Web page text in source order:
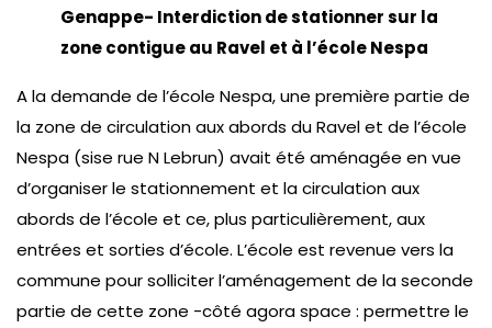
Genappe- Interdiction de stationner sur la
zone contigue au Ravel et à l’école Nespa
A la demande de l’école Nespa, une première partie de
la zone de circulation aux abords du Ravel et de l’école
Nespa (sise rue N Lebrun) avait été aménagée en vue
d’organiser le stationnement et la circulation aux
abords de l’école et ce, plus particulièrement, aux
entrées et sorties d’école. L’école est revenue vers la
commune pour solliciter l’aménagement de la seconde
partie de cette zone -côté agora space : permettre le